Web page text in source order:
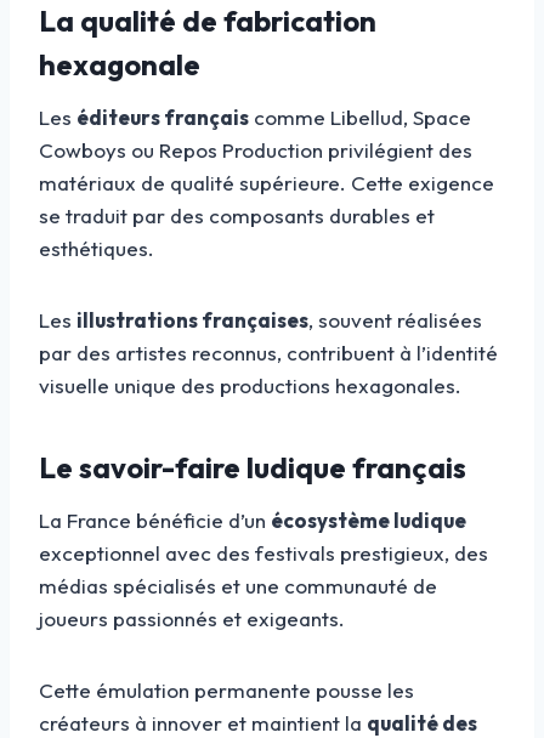
La qualité de fabrication
hexagonale
Les éditeurs français comme Libellud, Space
Cowboys ou Repos Production privilégient des
matériaux de qualité supérieure. Cette exigence
se traduit par des composants durables et
esthétiques.
Les illustrations françaises, souvent réalisées
par des artistes reconnus, contribuent à l’identité
visuelle unique des productions hexagonales.
Le savoir-faire ludique français
La France bénéficie d’un écosystème ludique
exceptionnel avec des festivals prestigieux, des
médias spécialisés et une communauté de
joueurs passionnés et exigeants.
Cette émulation permanente pousse les
créateurs à innover et maintient la qualité des